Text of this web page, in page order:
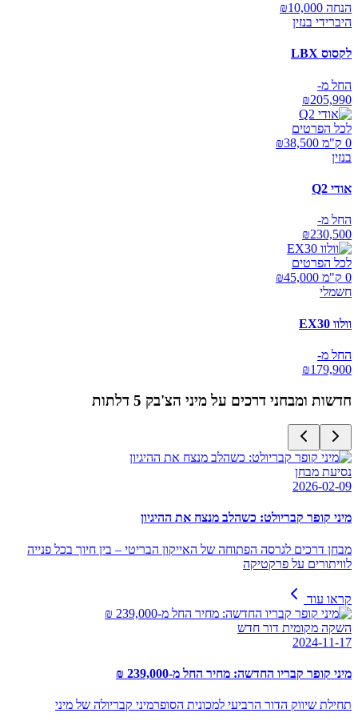
הנחה ₪ 10,000
היברידי בנזין
לקסוס LBX
החל מ-
₪205,990
לכל הפרטים
0 ק"מ ₪
38,500
בנזין
אודי Q2
החל מ-
₪230,500
לכל הפרטים
0 ק"מ ₪
45,000
חשמלי
וולוו EX30
החל מ-
₪179,900
חדשות ומבחני דרכים עלמיני הצ'בק 5 דלתות
נסיעת מבחן
2026-02-09
מיני קופר קבריולט: כשהלב מנצח את ההיגיון
מבחן דרכים לגרסה הפתוחה של האייקון הבריטי – בין חיוך בכל פנייה
לוויתורים על פרקטיקה
קראו עוד
השקה מקומית דור חדש
2024-11-17
מיני קופר קבריו החדשה: מחיר החל מ-239,000 ₪
תחילת שיווק הדור הרביעי למכונית הסופרמיני קבריולה של מיני